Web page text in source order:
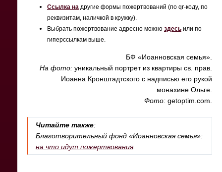
Ссылка на другие формы пожертвований (по qr-коду, по
реквизитам, наличкой в кружку).
Выбрать пожертвование адресно можно здесь или по
гиперссылкам выше.
БФ «Иоанновская семья».
На фото: уникальный портрет из квартиры св. прав.
Иоанна Кронштадтского с надписью его рукой
монахине Ольге.
Фото: getoptim.com.
Читайте также:
Благотворительный фонд «Иоанновская семья»:
на что идут пожертвования.